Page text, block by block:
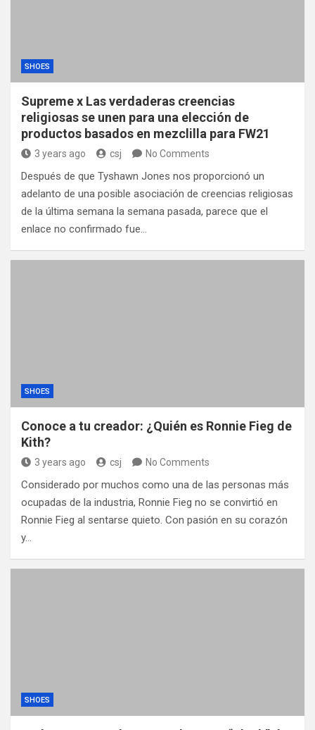
SHOES
Supreme x Las verdaderas creencias
religiosas se unen para una elección de
productos basados ​​en mezclilla para FW21
3 years ago csj No Comments
Después de que Tyshawn Jones nos proporcionó un
adelanto de una posible asociación de creencias religiosas
de la última semana la semana pasada, parece que el
enlace no confirmado fue…
SHOES
Conoce a tu creador: ¿Quién es Ronnie Fieg de
Kith?
3 years ago csj No Comments
Considerado por muchos como una de las personas más
ocupadas de la industria, Ronnie Fieg no se convirtió en
Ronnie Fieg al sentarse quieto. Con pasión en su corazón
y…
SHOES